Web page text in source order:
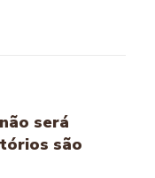
será
são